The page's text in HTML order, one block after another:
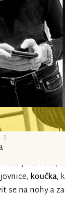
3
lásky k životu,
koučka,
se na nohy a